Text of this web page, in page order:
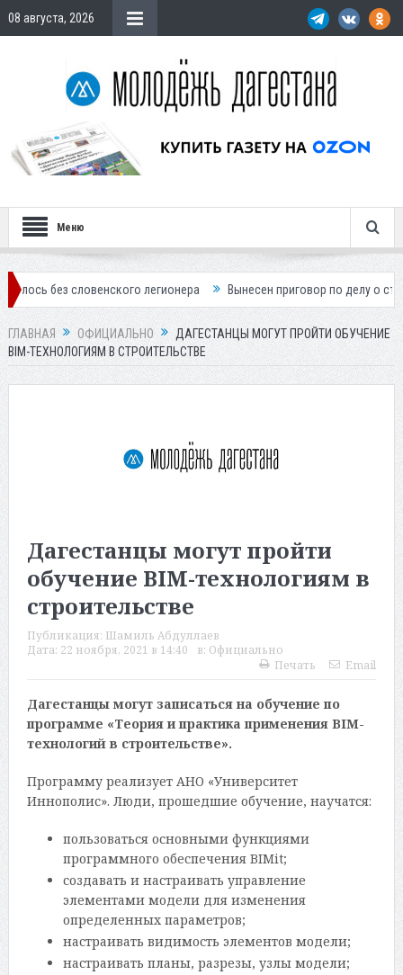
08 августа, 2026
Меню
легионера Вынесен приговор по делу о
ГЛАВНАЯ ОФИЦИАЛЬНО
ДАГЕСТАНЦЫ МОГУТ ПРОЙТИ ОБУЧЕНИЕ
BIM-ТЕХНОЛОГИЯМ В СТРОИТЕЛЬСТВЕ
Дагестанцы могут пройти
обучение BIM-технологиям в
строительстве
Публикация: Шамиль Абдуллаев
Дата: 22 ноября, 2021 в 14:40 в: Официально
Печать
Email
Дагестанцы могут записаться на обучение по
программе «Теория и практика применения BIM-
технологий в строительстве».
Программу реализует АНО «Университет
Иннополис». Люди, прошедшие обучение, научатся:
пользоваться основными функциями
программного обеспечения BIMit;
создавать и настраивать управление
элементами модели для изменения
определенных параметров;
настраивать видимость элементов модели;
настраивать планы, разрезы, узлы модели;